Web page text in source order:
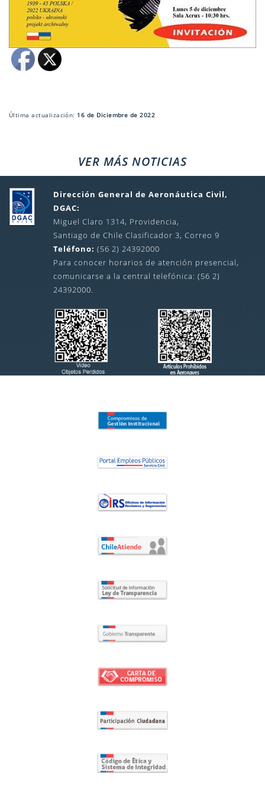
Última actualización: 16 de Diciembre de 2022
VER MÁS NOTICIAS
Dirección General de Aeronáutica Civil,
DGAC:
Miguel Claro 1314, Providencia,
Santiago de Chile Clasificador 3, Correo 9
Teléfono: (56 2) 24392000
Para conocer horarios de atención presencial,
comunicarse a la central telefónica: (56 2)
24392000.